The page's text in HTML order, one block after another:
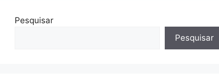
Pesquisar
Pesquisar